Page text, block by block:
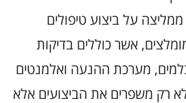
על ביצוע טיפולים
אשר כוללים בדיקות
מערכת ההנעה ואלמנטים
רק משפרים את הביצועים אלא